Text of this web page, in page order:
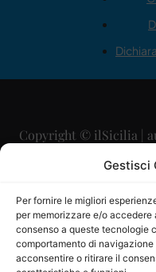
Gestisci
Per fornire le migliori
per memorizzare e/o
consenso a queste tecnologie
comportamento di
acconsentire o ritirare il
Copyright © ilSicilia |
Direttore
Direttore